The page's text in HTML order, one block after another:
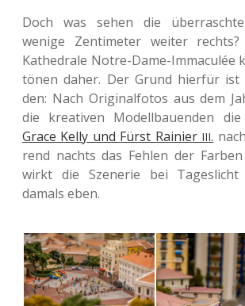
Doch was sehen die
wenige Zen­ti­me­ter weiter
Kathe­dra­le Notre-Dame-Imma­culée
tö­nen daher. Der Grund hier­für
den: Nach Ori­gi­nal­fo­tos aus dem
die krea­ti­ven Modell­bau­en­den die
Grace Kelly und Fürst Rai­nier III.
rend nachts das Fehlen der
wirkt die Sze­ne­rie bei Tages­licht
damals eben.